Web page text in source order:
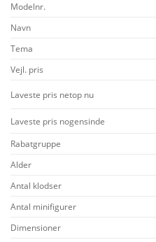
Modelnr.
Navn
Tema
Vejl. pris
Laveste pris netop nu
Laveste pris nogensinde
Rabatgruppe
Alder
Antal klodser
Antal minifigurer
Dimensioner